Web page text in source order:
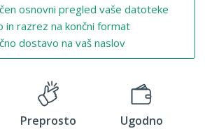
osnovni pregled vaše datoteke
in razrez na končni format
dostavo na vaš naslov
Preprosto Ugodno